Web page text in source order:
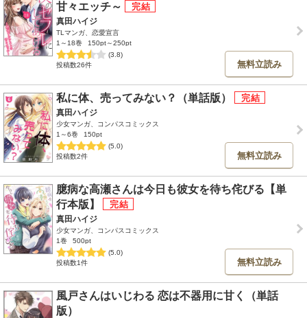
甘々エッチ～
真田ハイジ
TLマンガ、恋愛宣言
1～18巻
150pt～250pt
(3.8)
投稿数26件
無料立読み
私に体、売ってみない？（単話版）
真田ハイジ
少女マンガ、コンパスコミックス
1～6巻
150pt
(5.0)
投稿数2件
無料立読み
臆病な高瀬さんは今日も彼女を待ち侘びる【単
行本版】
真田ハイジ
少女マンガ、コンパスコミックス
1巻
500pt
(5.0)
投稿数1件
無料立読み
風戸さんはいじわる 恋は不器用に甘く（単話
版）